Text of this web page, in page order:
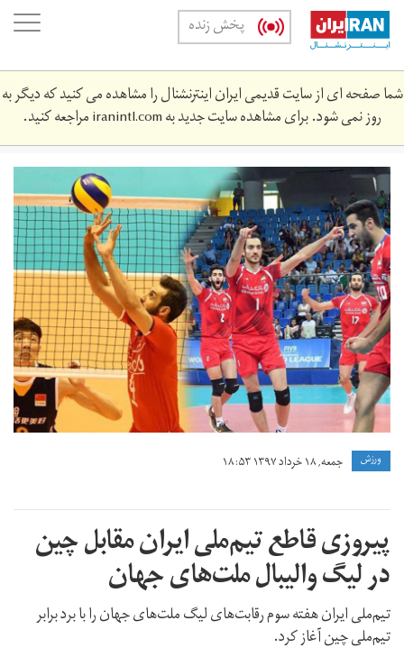
Skip
main
content
پخش زنده
شما صفحه ای از سایت قدیمی ایران اینترنشنال را مشاهده می کنید که دیگر به
روز نمی شود. برای مشاهده سایت جدید بهiranintl.comمراجعه کنید.
vallyball.jpg
ورزش جمعه, ۱۸ خرداد ۱۳۹۷ ۱۸:۵۳
پیروزی قاطع تیم‌ملی ایران مقابل چین
در لیگ والیبال ملت‌های جهان
تیم‌ملی ایران هفته سوم رقابت‌های لیگ ملت‌های جهان را با برد برابر
تیم‌ملی چین آغاز کرد.